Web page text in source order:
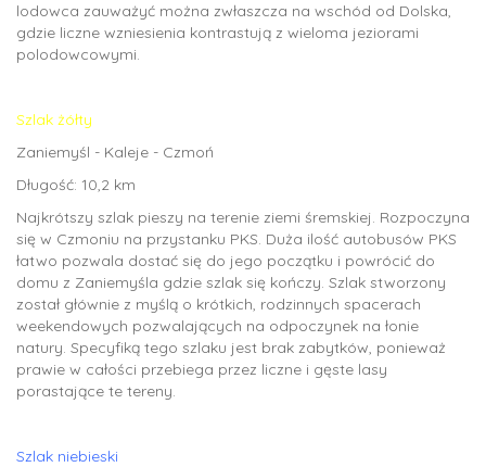
lodowca zauważyć można zwłaszcza na wschód od Dolska,
gdzie liczne wzniesienia kontrastują z wieloma jeziorami
polodowcowymi.
Szlak żółty
Zaniemyśl - Kaleje - Czmoń
Długość: 10,2 km
Najkrótszy szlak pieszy na terenie ziemi śremskiej. Rozpoczyna
się w Czmoniu na przystanku PKS. Duża ilość autobusów PKS
łatwo pozwala dostać się do jego początku i powrócić do
domu z Zaniemyśla gdzie szlak się kończy. Szlak stworzony
został głównie z myślą o krótkich, rodzinnych spacerach
weekendowych pozwalających na odpoczynek na łonie
natury. Specyfiką tego szlaku jest brak zabytków, ponieważ
prawie w całości przebiega przez liczne i gęste lasy
porastające te tereny.
Szlak niebieski